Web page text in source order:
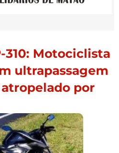
310: Motociclista
ultrapassagem
por